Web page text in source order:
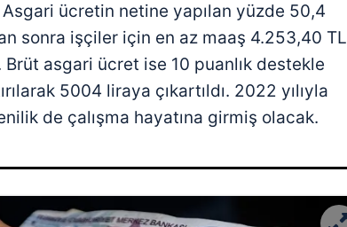
ücretin netine yapılan yüzde 50,4
sonra işçiler için en az maaş 4.253,40 TL
asgari ücret ise 10 puanlık destekle
5004 liraya çıkartıldı. 2022 yılıyla
de çalışma hayatına girmiş olacak.